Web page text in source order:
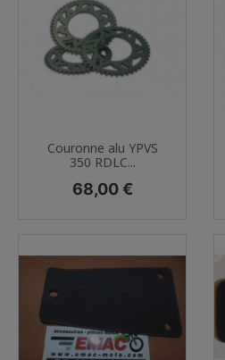
Couronne alu YPVS
350 RDLC...
Prix
68,00 €